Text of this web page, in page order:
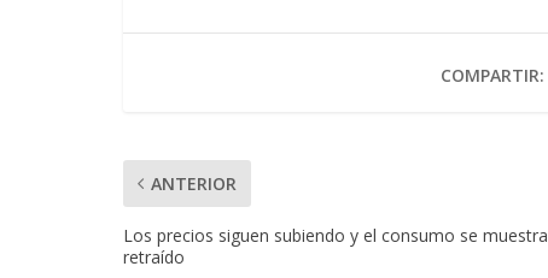
COMPARTIR:
ANTERIOR
Los precios siguen subiendo y el consumo se muestra
retraído